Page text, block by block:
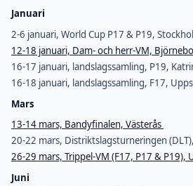
Januari
2-6 januari, World Cup P17 & P19,
12-18 januari, Dam- och herr-VM,
16-17 januari, landslagssamling, P19,
16-18 januari, landslagssamling, F17,
Mars
13-14 mars, Bandyfinalen, Västerås
20-22 mars, Distriktslagsturneringen
26-29 mars, Trippel-VM (F17, P17 & P19),
Juni